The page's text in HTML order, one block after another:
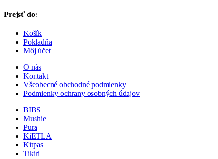
Prejsť do:
Košík
Pokladňa
Môj účet
O nás
Kontakt
Všeobecné obchodné podmienky
Podmienky ochrany osobných údajov
BIBS
Mushie
Pura
KiETLA
Kitpas
Tikiri